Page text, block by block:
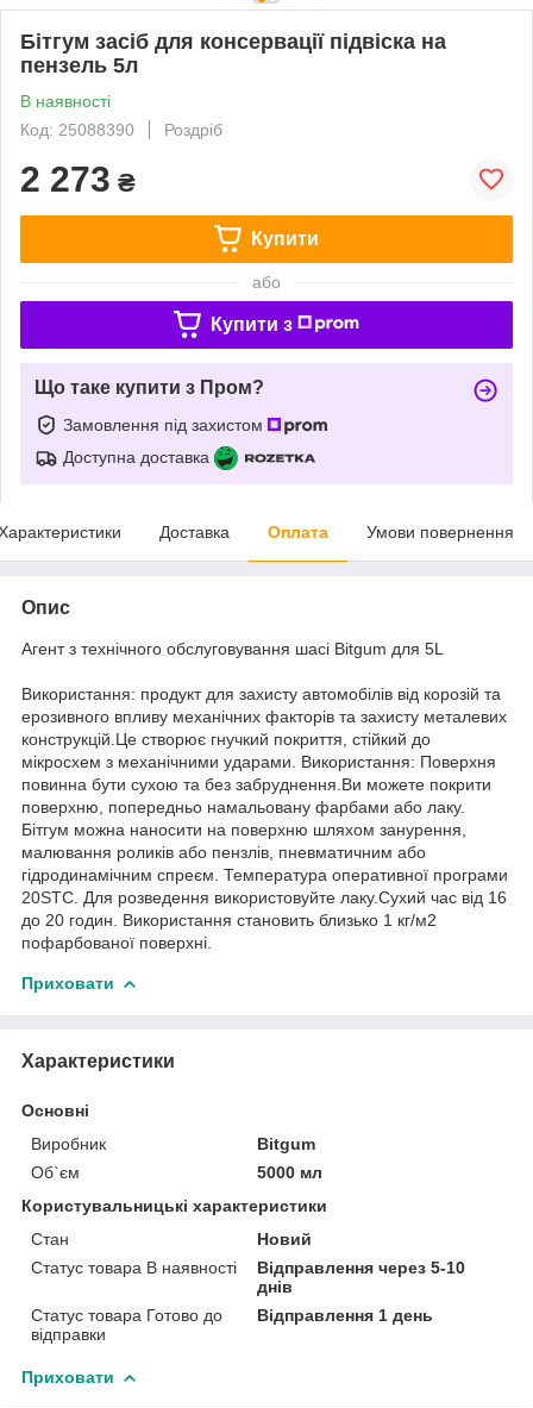
Бітгум засіб для консервації підвіска на
пензель 5л
В наявності
Код: 25088390
Роздріб
2 273 ₴
Купити
або
Купити з
Що таке купити з Пром?
Замовлення під захистом
Доступна доставка
Доставка Оплата Умови повернення
Опис
Агент з технічного обслуговування шасі Bitgum для 5L
Використання: продукт для захисту автомобілів від корозій та
ерозивного впливу механічних факторів та захисту металевих
конструкцій.Це створює гнучкий покриття, стійкий до
мікросхем з механічними ударами. Використання: Поверхня
повинна бути сухою та без забруднення.Ви можете покрити
поверхню, попередньо намальовану фарбами або лаку.
Бітгум можна наносити на поверхню шляхом занурення,
малювання роликів або пензлів, пневматичним або
гідродинамічним спреєм. Температура оперативної програми
20STC. Для розведення використовуйте лаку.Сухий час від 16
до 20 годин. Використання становить близько 1 кг/м2
пофарбованої поверхні.
Приховати
Характеристики
Основні
Виробник
Bitgum
Об`єм
5000 мл
Користувальницькі характеристики
Стан
Новий
Статус товара В наявності
Відправлення через 5-10
днів
Статус товара Готово до
відправки
Відправлення 1 день
Приховати